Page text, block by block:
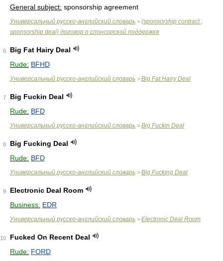
General subject: sponsorship agreement
Универсальный русско-английский словарь > (sponsorship contract ;
sponsorship deal) договор о спонсорской поддержке
6
Big Fat Hairy Deal
Rude: BFHD
Универсальный русско-английский словарь > Big Fat Hairy Deal
7
Big Fuckin Deal
Rude: BFD
Универсальный русско-английский словарь > Big Fuckin Deal
8
Big Fucking Deal
Rude: BFD
Универсальный русско-английский словарь > Big Fucking Deal
9
Electronic Deal Room
Business: EDR
Универсальный русско-английский словарь > Electronic Deal Room
10
Fucked On Recent Deal
Rude: FORD